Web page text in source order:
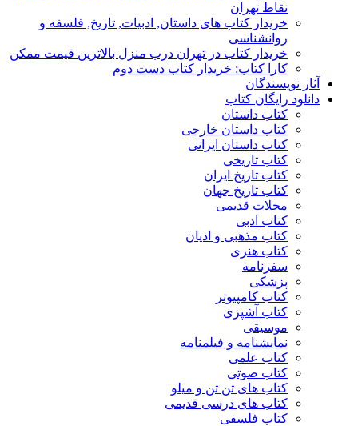
نقاط تهران
خریدار کتاب های داستان, ادبیات, تاریخ, فلسفه و
روانشناسی
خریدار کتاب در تهران درب منزل بالاترین قیمت ممکن
کارا کتاب: خریدار کتاب دست دوم
آثار نویسندگان
دانلود رایگان کتاب
کتاب داستان
کتاب داستان خارجی
کتاب داستان ایرانی
کتاب تاریخی
کتاب تاریخ ایران
کتاب تاریخ جهان
مجلات قدیمی
کتاب ادبی
کتاب مذهبی و ادیان
کتاب هنری
سفرنامه
پزشکی
کتاب کامپیوتر
کتاب آشپزی
موسیقی
نمایشنامه و فیلمنامه
کتاب علمی
کتاب صوتی
کتاب های تن تن و میلو
کتاب های درسی قدیمی
کتاب فلسفی